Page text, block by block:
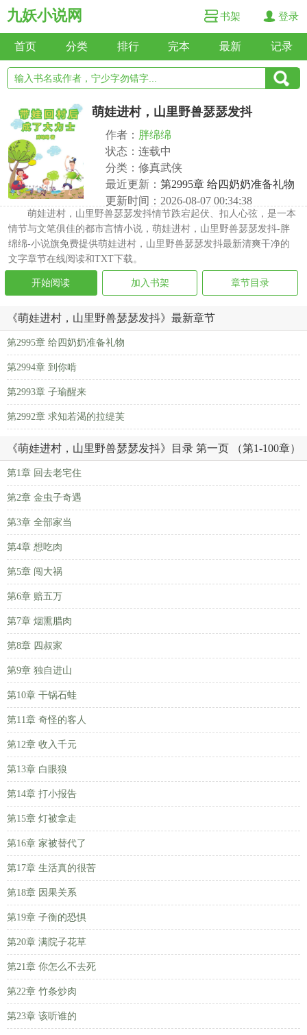
九妖小说网 书架 登录
首页 分类 排行 完本 最新 记录
萌娃进村，山里野兽瑟瑟发抖
作者： 胖绵绵
状态：连载中
分类：修真武侠
最近更新： 第2995章 给四奶奶准备礼物
更新时间：2026-08-07 00:34:38
萌娃进村，山里野兽瑟瑟发抖情节跌宕起伏、扣人心弦，是一本
情节与文笔俱佳的都市言情小说，萌娃进村，山里野兽瑟瑟发抖-胖
绵绵-小说旗免费提供萌娃进村，山里野兽瑟瑟发抖最新清爽干净的
文字章节在线阅读和TXT下载。
开始阅读 加入书架 章节目录
《萌娃进村，山里野兽瑟瑟发抖》最新章节
第2995章 给四奶奶准备礼物
第2994章 到你啃
第2993章 子瑜醒来
第2992章 求知若渴的拉缇芙
《萌娃进村，山里野兽瑟瑟发抖》目录 第一页 （第1-100章）
第1章 回去老宅住
第2章 金虫子奇遇
第3章 全部家当
第4章 想吃肉
第5章 闯大祸
第6章 赔五万
第7章 烟熏腊肉
第8章 四叔家
第9章 独自进山
第10章 干锅石蛙
第11章 奇怪的客人
第12章 收入千元
第13章 白眼狼
第14章 打小报告
第15章 灯被拿走
第16章 家被替代了
第17章 生活真的很苦
第18章 因果关系
第19章 子衡的恐惧
第20章 满院子花草
第21章 你怎么不去死
第22章 竹条炒肉
第23章 该听谁的